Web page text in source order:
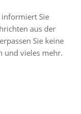
Sie
aus der
Sie keine
und vieles mehr.